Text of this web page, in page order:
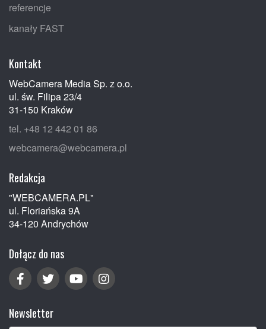
referencje
kanały FAST
Kontakt
WebCamera Media Sp. z o.o.
ul. św. Filipa 23/4
31-150 Kraków
tel. +48 12 442 01 86
webcamera@webcamera.pl
Redakcja
"WEBCAMERA.PL"
ul. Floriańska 9A
34-120 Andrychów
Dołącz do nas
Newsletter